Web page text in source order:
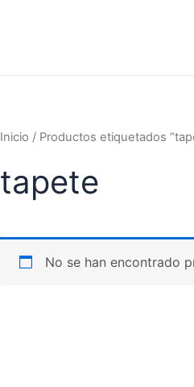
Inicio / Productos etiquetados
tapete
No se han encontrado